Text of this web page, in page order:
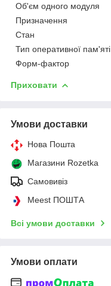
Об'єм одного модуля
Призначення
Стан
Тип оперативної пам'яті
Форм-фактор
Приховати
Умови доставки
Нова Пошта
Магазини Rozetka
Самовивіз
Meest ПОШТА
Всі умови доставки
Умови оплати